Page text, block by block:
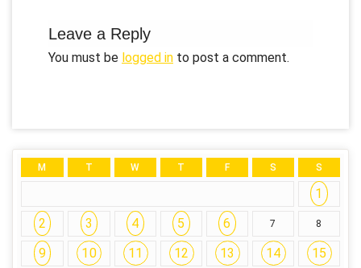
Leave a Reply
You must be logged in to post a comment.
M T W T F S S
1
2
3 4 5 6 7 8
9 10 11 12 13 14
15